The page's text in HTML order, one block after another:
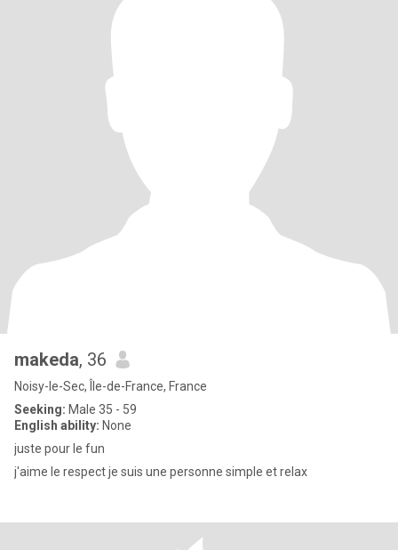
makeda, 36
Noisy-le-Sec, Île-de-France, France
Seeking: Male 35 - 59
English ability: None
juste pour le fun
j'aime le respect je suis une personne simple et relax